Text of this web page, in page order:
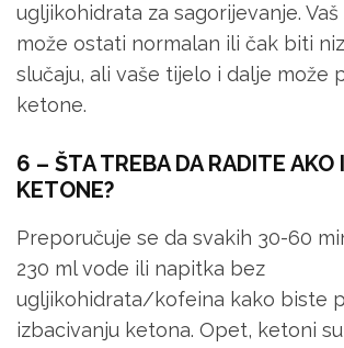
ugljikohidrata za sagorijevanje.
može ostati normalan ili čak biti
slučaju, ali vaše tijelo i dalje može
ketone.
6 – ŠTA TREBA DA RADITE AKO
KETONE?
Preporučuje se da svakih 30-60
230 ml vode ili napitka bez
ugljikohidrata/kofeina kako biste
izbacivanju ketona. Opet, ketoni